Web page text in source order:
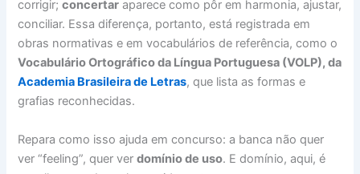
corrigir;concertar aparece como pôr em harmonia, ajustar,
conciliar. Essa diferença, portanto, está registrada em
obras normativas e em vocabulários de referência, como o
Vocabulário Ortográfico da Língua Portuguesa (VOLP), da
Academia Brasileira de Letras, que lista as formas e
grafias reconhecidas.
Repara como isso ajuda em concurso: a banca não quer
ver “feeling”, quer verdomínio de uso. E domínio, aqui, é